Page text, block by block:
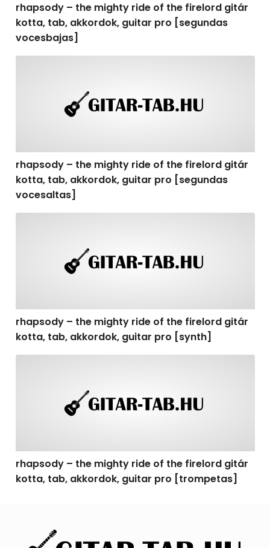
rhapsody – the mighty ride of the firelord gitár
kotta, tab, akkordok, guitar pro [segundas
vocesbajas]
rhapsody – the mighty ride of the firelord gitár
kotta, tab, akkordok, guitar pro [segundas
vocesaltas]
rhapsody – the mighty ride of the firelord gitár
kotta, tab, akkordok, guitar pro [synth]
rhapsody – the mighty ride of the firelord gitár
kotta, tab, akkordok, guitar pro [trompetas]